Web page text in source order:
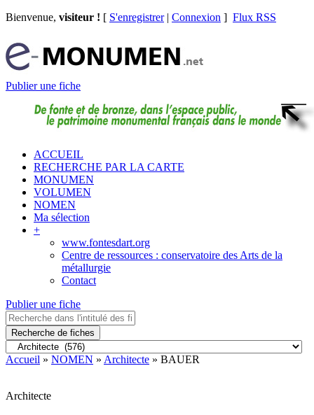
Bienvenue, visiteur ! [ S'enregistrer| Connexion ] Flux RSS
Publier une fiche
ACCUEIL
RECHERCHE PAR LA CARTE
MONUMEN
VOLUMEN
NOMEN
Ma sélection
+
www.fontesdart.org
Centre de ressources : conservatoire des Arts de la
métallurgie
Contact
Publier une fiche
Recherche de fiches
Accueil » NOMEN » Architecte » BAUER
Architecte